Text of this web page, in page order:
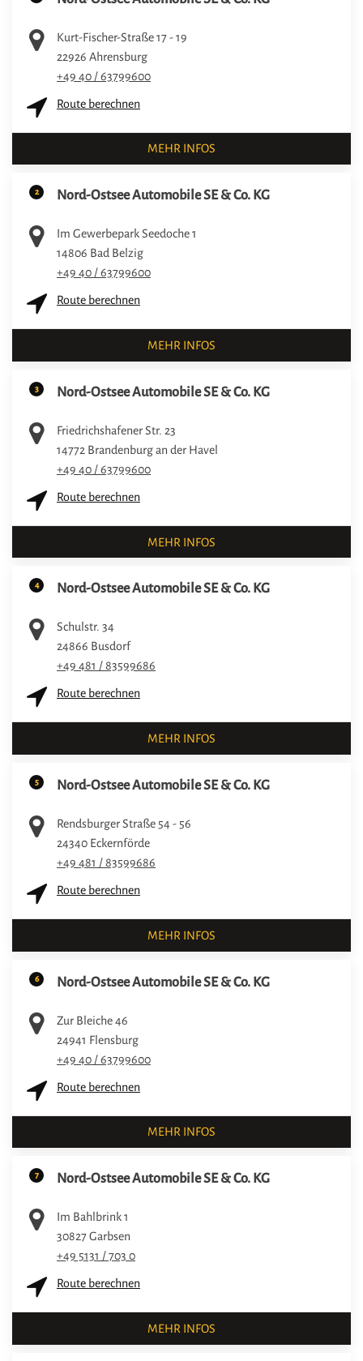
Kurt-Fischer-Straße 17 - 19
22926 Ahrensburg
+49 40 / 63799600
Route berechnen
MEHR INFOS
2 Nord-Ostsee Automobile SE & Co. KG
Im Gewerbepark Seedoche 1
14806 Bad Belzig
+49 40 / 63799600
Route berechnen
MEHR INFOS
3 Nord-Ostsee Automobile SE & Co. KG
Friedrichshafener Str. 23
14772 Brandenburg an der Havel
+49 40 / 63799600
Route berechnen
MEHR INFOS
4 Nord-Ostsee Automobile SE & Co. KG
Schulstr. 34
24866 Busdorf
+49 481 / 83599686
Route berechnen
MEHR INFOS
5 Nord-Ostsee Automobile SE & Co. KG
Rendsburger Straße 54 - 56
24340 Eckernförde
+49 481 / 83599686
Route berechnen
MEHR INFOS
6 Nord-Ostsee Automobile SE & Co. KG
Zur Bleiche 46
24941 Flensburg
+49 40 / 63799600
Route berechnen
MEHR INFOS
7 Nord-Ostsee Automobile SE & Co. KG
Im Bahlbrink 1
30827Garbsen
+49 5131 / 703 0
Route berechnen
MEHR INFOS